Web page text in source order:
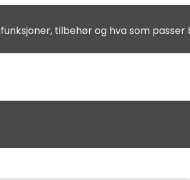
tilbehør og hva som